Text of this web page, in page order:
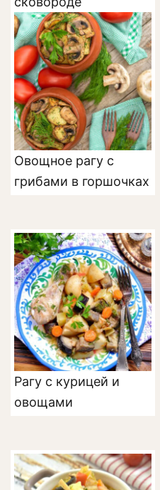
Овощное рагу с
грибами в горшочках
Рагу с курицей и
овощами